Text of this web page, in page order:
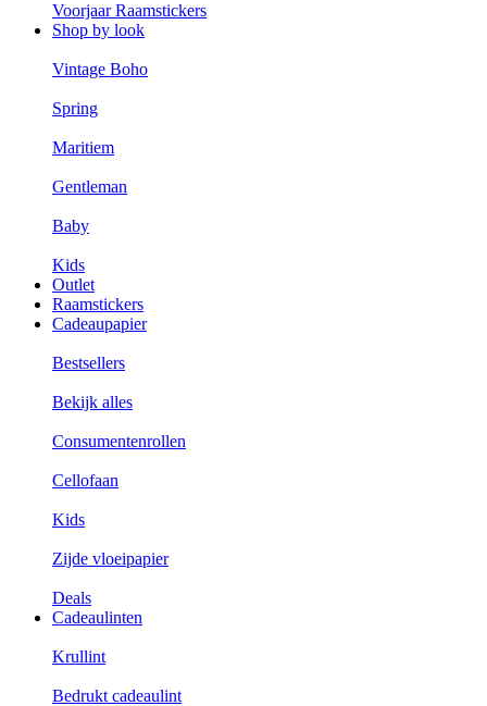
Voorjaar Raamstickers
Shop by look
Vintage Boho
Spring
Maritiem
Gentleman
Baby
Kids
Outlet
Raamstickers
Cadeaupapier
Bestsellers
Bekijk alles
Consumentenrollen
Cellofaan
Kids
Zijde vloeipapier
Deals
Cadeaulinten
Krullint
Bedrukt cadeaulint